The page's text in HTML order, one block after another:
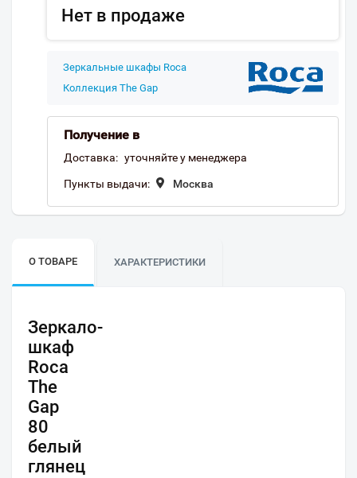
Нет в продаже
Зеркальные шкафы Roca
Коллекция The Gap
Получение в
Доставка: уточняйте у менеджера
Пункты выдачи: Москва
О ТОВАРЕ ХАРАКТЕРИСТИКИ
Зеркало-
шкаф
Roca
The
Gap
80
белый
глянец